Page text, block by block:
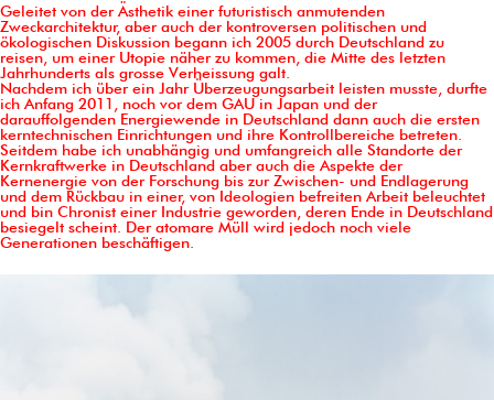
Geleitet von der Ästhetik einer futuristisch anmutenden
Zweckarchitektur, aber auch der kontroversen politischen und
ökologischen Diskussion begann ich 2005 durch Deutschland zu
reisen, um einer Utopie näher zu kommen, die Mitte des letzten
Jahrhunderts als grosse Verheissung galt.
Nachdem ich über ein Jahr Überzeugungsarbeit leisten musste, durfte
ich Anfang 2011, noch vor dem GAU in Japan und der
darauffolgenden Energiewende in Deutschland dann auch die ersten
kerntechnischen Einrichtungen und ihre Kontrollbereiche betreten.
Seitdem habe ich unabhängig und umfangreich alle Standorte der
Kernkraftwerke in Deutschland aber auch die Aspekte der
Kernenergie von der Forschung bis zur Zwischen- und Endlagerung
und dem Rückbau in einer, von Ideologien befreiten Arbeit beleuchtet
und bin Chronist einer Industrie geworden, deren Ende in Deutschland
besiegelt scheint. Der atomare Müll wird jedoch noch viele
Generationen beschäftigen.